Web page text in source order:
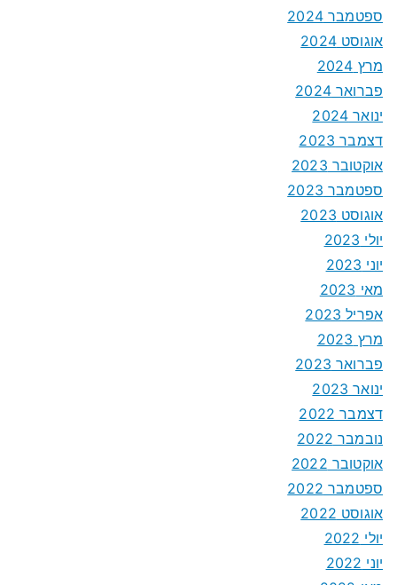
ספטמבר 2024
אוגוסט 2024
מרץ 2024
פברואר 2024
ינואר 2024
דצמבר 2023
אוקטובר 2023
ספטמבר 2023
אוגוסט 2023
יולי 2023
יוני 2023
מאי 2023
אפריל 2023
מרץ 2023
פברואר 2023
ינואר 2023
דצמבר 2022
נובמבר 2022
אוקטובר 2022
ספטמבר 2022
אוגוסט 2022
יולי 2022
יוני 2022